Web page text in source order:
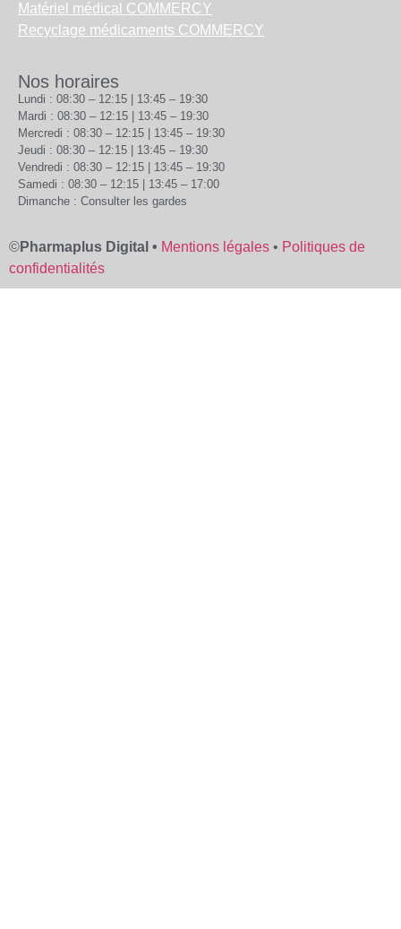
Matériel médical COMMERCY
Recyclage médicaments COMMERCY
Nos horaires
Lundi : 08:30 – 12:15 | 13:45 – 19:30
Mardi : 08:30 – 12:15 | 13:45 – 19:30
Mercredi : 08:30 – 12:15 | 13:45 – 19:30
Jeudi : 08:30 – 12:15 | 13:45 – 19:30
Vendredi : 08:30 – 12:15 | 13:45 – 19:30
Samedi : 08:30 – 12:15 | 13:45 – 17:00
Dimanche : Consulter les gardes
©Pharmaplus Digital • Mentions légales • Politiques de
confidentialités